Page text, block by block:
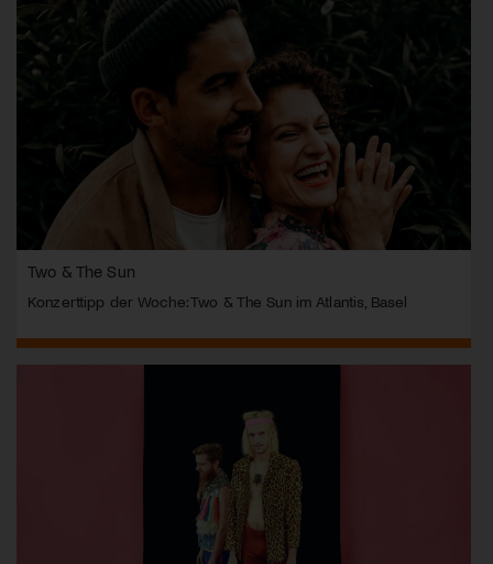
Two & The Sun
Konzerttipp der Woche: Two & The Sun im Atlantis, Basel